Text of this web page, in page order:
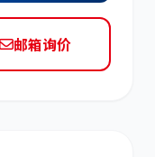
邮箱询价